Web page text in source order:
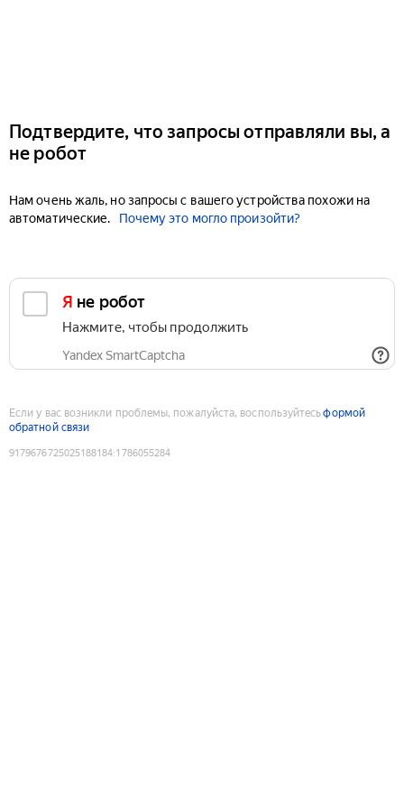
Подтвердите, что запросы отправляли вы, а
не робот
Нам очень жаль, но запросы с вашего устройства похожи на
автоматические.
Почему это могло произойти?
Я не робот
Нажмите, чтобы продолжить
Yandex SmartCaptcha
Если у вас возникли проблемы, пожалуйста, воспользуйтесьформой
обратной связи
9179676725025188184:1786055284